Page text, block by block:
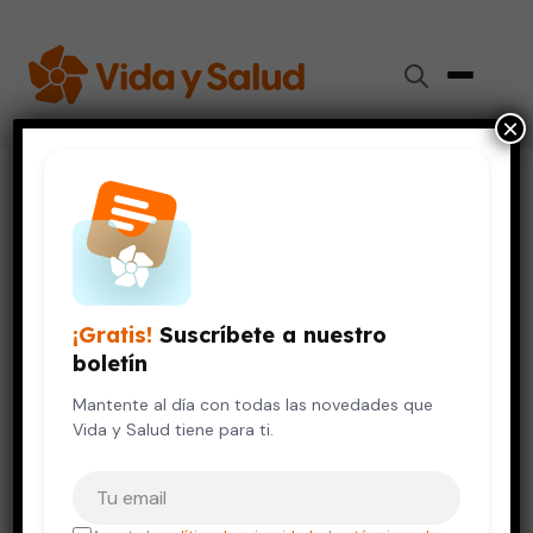
Videos de Salud
Farmacogenética: medicina de precisión
VIDA SALUDABLE
Farmacogenética: medicina de
precisión
12 de octubre, 2023
¡Gratis! Suscríbete a nuestro
boletín
Mantente al día con todas las novedades que
Vida y Salud tiene para ti.
×